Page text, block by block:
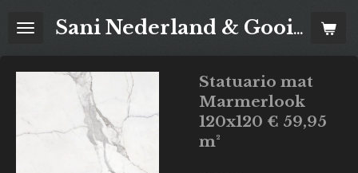
direct
Sani Nederland & Goois Tegelhuis
Statuario mat
Marmerlook
120x120 € 59,95
m²